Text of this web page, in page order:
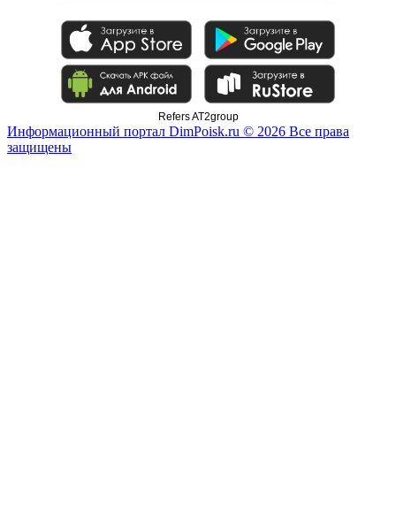
Refers AT2group
Информационный портал DimPoisk.ru © 2026 Все права
защищены